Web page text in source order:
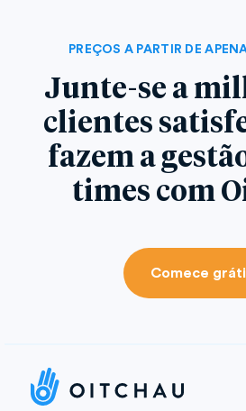
PREÇOS A PARTIR DE
Junte-se a
clientes
fazem a
times com
Comece